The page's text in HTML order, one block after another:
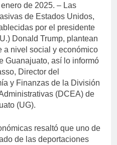
de 2025. – Las
de Estados Unidos,
por el presidente
Donald Trump, plantean
a nivel social y económico
Guanajuato, así lo informó
Director del
y Finanzas de la División
(DCEA) de
(UG).
resaltó que uno de
de las deportaciones